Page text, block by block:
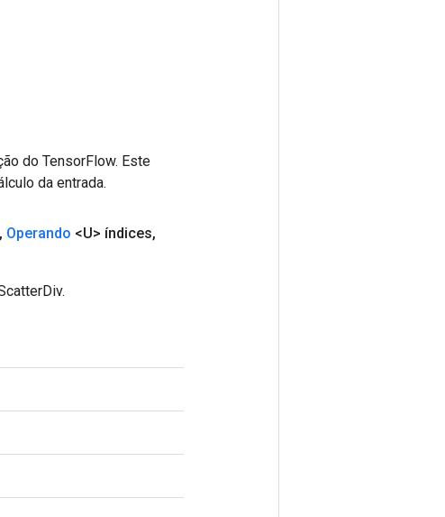
do TensorFlow. Este
da entrada.
, Operando <U> índices,